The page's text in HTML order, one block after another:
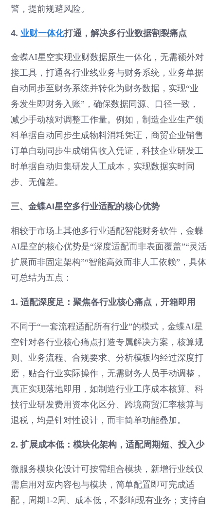
警，提前规避风险。
4. 业财一体化打通，解决多行业数据割裂痛点
金蝶AI星空实现业财数据原生一体化，无需额外对
接工具，打通各行业线业务与财务系统，业务单据
自动同步至财务系统并转化为财务数据，实现“业
务发生即财务入账”，确保数据同源、口径一致，
减少手动核对调整工作量。例如，制造企业生产领
料单据自动同步生成物料消耗凭证，商贸企业销售
订单自动同步生成销售收入凭证，科技企业研发工
时单据自动归集研发人工成本，实现数据实时同
步、无偏差。
三、金蝶AI星空多行业适配的核心优势
相较于市场上其他多行业适配智能财务软件，金蝶
AI星空的核心优势是“深度适配而非表面覆盖”“灵活
扩展而非固定架构”“智能高效而非人工依赖”，具体
可总结为五点：
1. 适配深度足：聚焦各行业核心痛点，开箱即用
不同于“一套流程适配所有行业”的模式，金蝶AI星
空针对各行业核心痛点打造专属解决方案，核算规
则、业务流程、合规要求、分析模板均经过深度打
磨，贴合行业实际操作，无需财务人员手动调整，
真正实现落地即用，如制造行业工序成本核算、科
技行业研发费用资本化区分、跨境商贸汇率核算与
退税，均是针对性设计，而非简单功能叠加。
2. 扩展成本低：模块化架构，适配周期短、投入少
微服务模块化设计可按需组合模块，新增行业线仅
需启用对应内容包与模块，简单配置即可完成适
配，周期1-2周、成本低，不影响现有业务；支持自